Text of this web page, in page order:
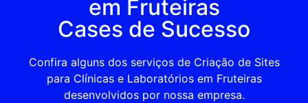
em Fruteiras
Cases de Sucesso
Confira alguns dos serviços de Criação de Sites
para Clínicas e Laboratórios em Fruteiras
desenvolvidos por nossa empresa.